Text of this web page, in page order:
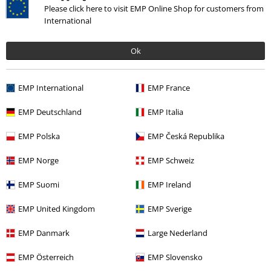
Please click here to visit EMP Online Shop for customers from
International
Ok
EMP International EMP France
EMP Deutschland EMP Italia
EMP Polska EMP Česká Republika
EMP Norge EMP Schweiz
EMP Suomi EMP Ireland
EMP United Kingdom EMP Sverige
EMP Danmark Large Nederland
EMP Österreich EMP Slovensko
EDITION, Standaard
E-mailnieuwsbrief
korting!Meer info
Ik geef hierbij toestemming om de Large-nieuwsbrief te ontvangen en ga
ermee akkoord dat Large Popmerchandising B.V. mijn persoonsgegevens
persoonsgegevens worden verwerkt in overeenstemming met de